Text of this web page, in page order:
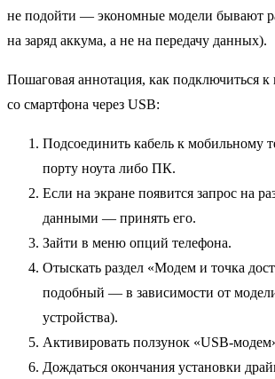
не подойти — экономные модели бывают
на заряд аккума, а не на передачу данных).
Пошаговая аннотация, как подключиться к
со смартфона через USB:
Подсоединить кабель к мобильному
порту ноута либо ПК.
Если на экране появится запрос на
данными — принять его.
Зайти в меню опций телефона.
Отыскать раздел «Модем и точка
подобный — в зависимости от
устройства).
Активировать ползунок «USB-
Дождаться окончания установки